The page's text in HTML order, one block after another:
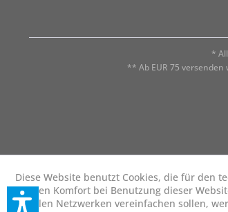
*
** Ab EUR 75
Diese Website benutzt Cookies, die für den
die den Komfort bei Benutzung dieser
sozialen Netzwerken vereinfachen sollen,